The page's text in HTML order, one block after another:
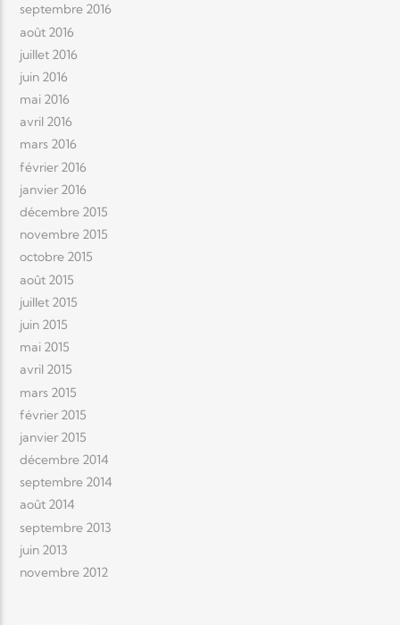
septembre 2016
août 2016
juillet 2016
juin 2016
mai 2016
avril 2016
mars 2016
février 2016
janvier 2016
décembre 2015
novembre 2015
octobre 2015
août 2015
juillet 2015
juin 2015
mai 2015
avril 2015
mars 2015
février 2015
janvier 2015
décembre 2014
septembre 2014
août 2014
septembre 2013
juin 2013
novembre 2012